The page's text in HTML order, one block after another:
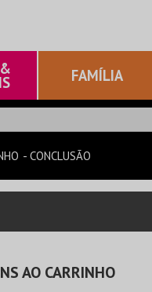
FAMÍLIA
CONCLUSÃO
AO CARRINHO